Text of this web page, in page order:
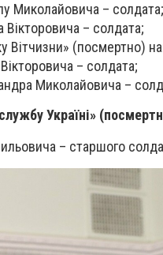
Миколайовича – солдата;
– солдата;
Вітчизни» (посмертно)
– солдата;
Миколайовича –
Україні»
– старшого